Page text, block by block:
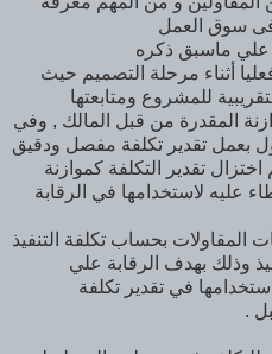
فى سوق العمل
أثناء مرحلة التصميم حيث
للمشروع ومتابعتها
المقدرة من قبل المالك , وفي
بعمل تقدير تكلفة مفصل ودقيق
تقدير التكلفة كموازنة
عليه لاستخدامها في الرقابة
بحساب تكلفة التنفيذ
وذلك بهدف الرقابة علي
في تقدير تكلفة
.